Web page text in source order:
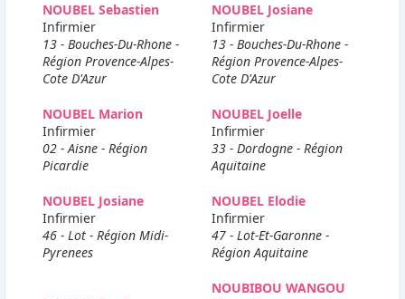
NOUBEL Sebastien
Infirmier
13 - Bouches-Du-Rhone -
Région Provence-Alpes-
Cote D'Azur
NOUBEL Josiane
Infirmier
13 - Bouches-Du-Rhone -
Région Provence-Alpes-
Cote D'Azur
NOUBEL Marion
Infirmier
02 - Aisne - Région
Picardie
NOUBEL Joelle
Infirmier
33 - Dordogne - Région
Aquitaine
NOUBEL Josiane
Infirmier
46 - Lot - Région Midi-
Pyrenees
NOUBEL Elodie
Infirmier
47 - Lot-Et-Garonne -
Région Aquitaine
NOUBIBOU WANGOU